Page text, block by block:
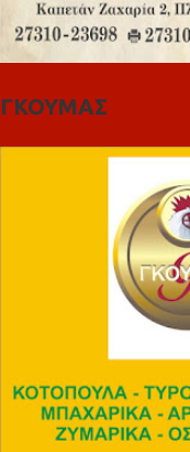
ΓΚΟΥΜΑΣ